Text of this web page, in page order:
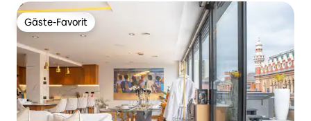
Gäste-Favorit
Gäste-Favorit